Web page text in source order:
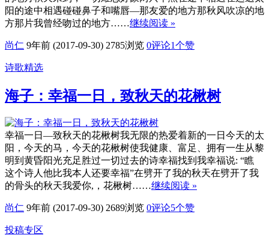
阳的途中相遇碰碰鼻子和嘴唇—那友爱的地方那秋风吹凉的地
方那片我曾经吻过的地方……继续阅读 »
尚仁 9年前 (2017-09-30) 2785浏览 0评论1个赞
诗歌精选
海子：幸福一日，致秋天的花楸树
幸福一日—致秋天的花楸树我无限的热爱着新的一日今天的太
阳，今天的马，今天的花楸树使我健康、富足、拥有一生从黎
明到黄昏阳光充足胜过一切过去的诗幸福找到我幸福说: “瞧
这个诗人他比我本人还要幸福”在劈开了我的秋天在劈开了我
的骨头的秋天我爱你,，花楸树……继续阅读 »
尚仁 9年前 (2017-09-30) 2689浏览 0评论5个赞
投稿专区